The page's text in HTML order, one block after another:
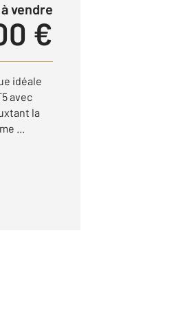
à vendre
€
idéale
avec
la
...